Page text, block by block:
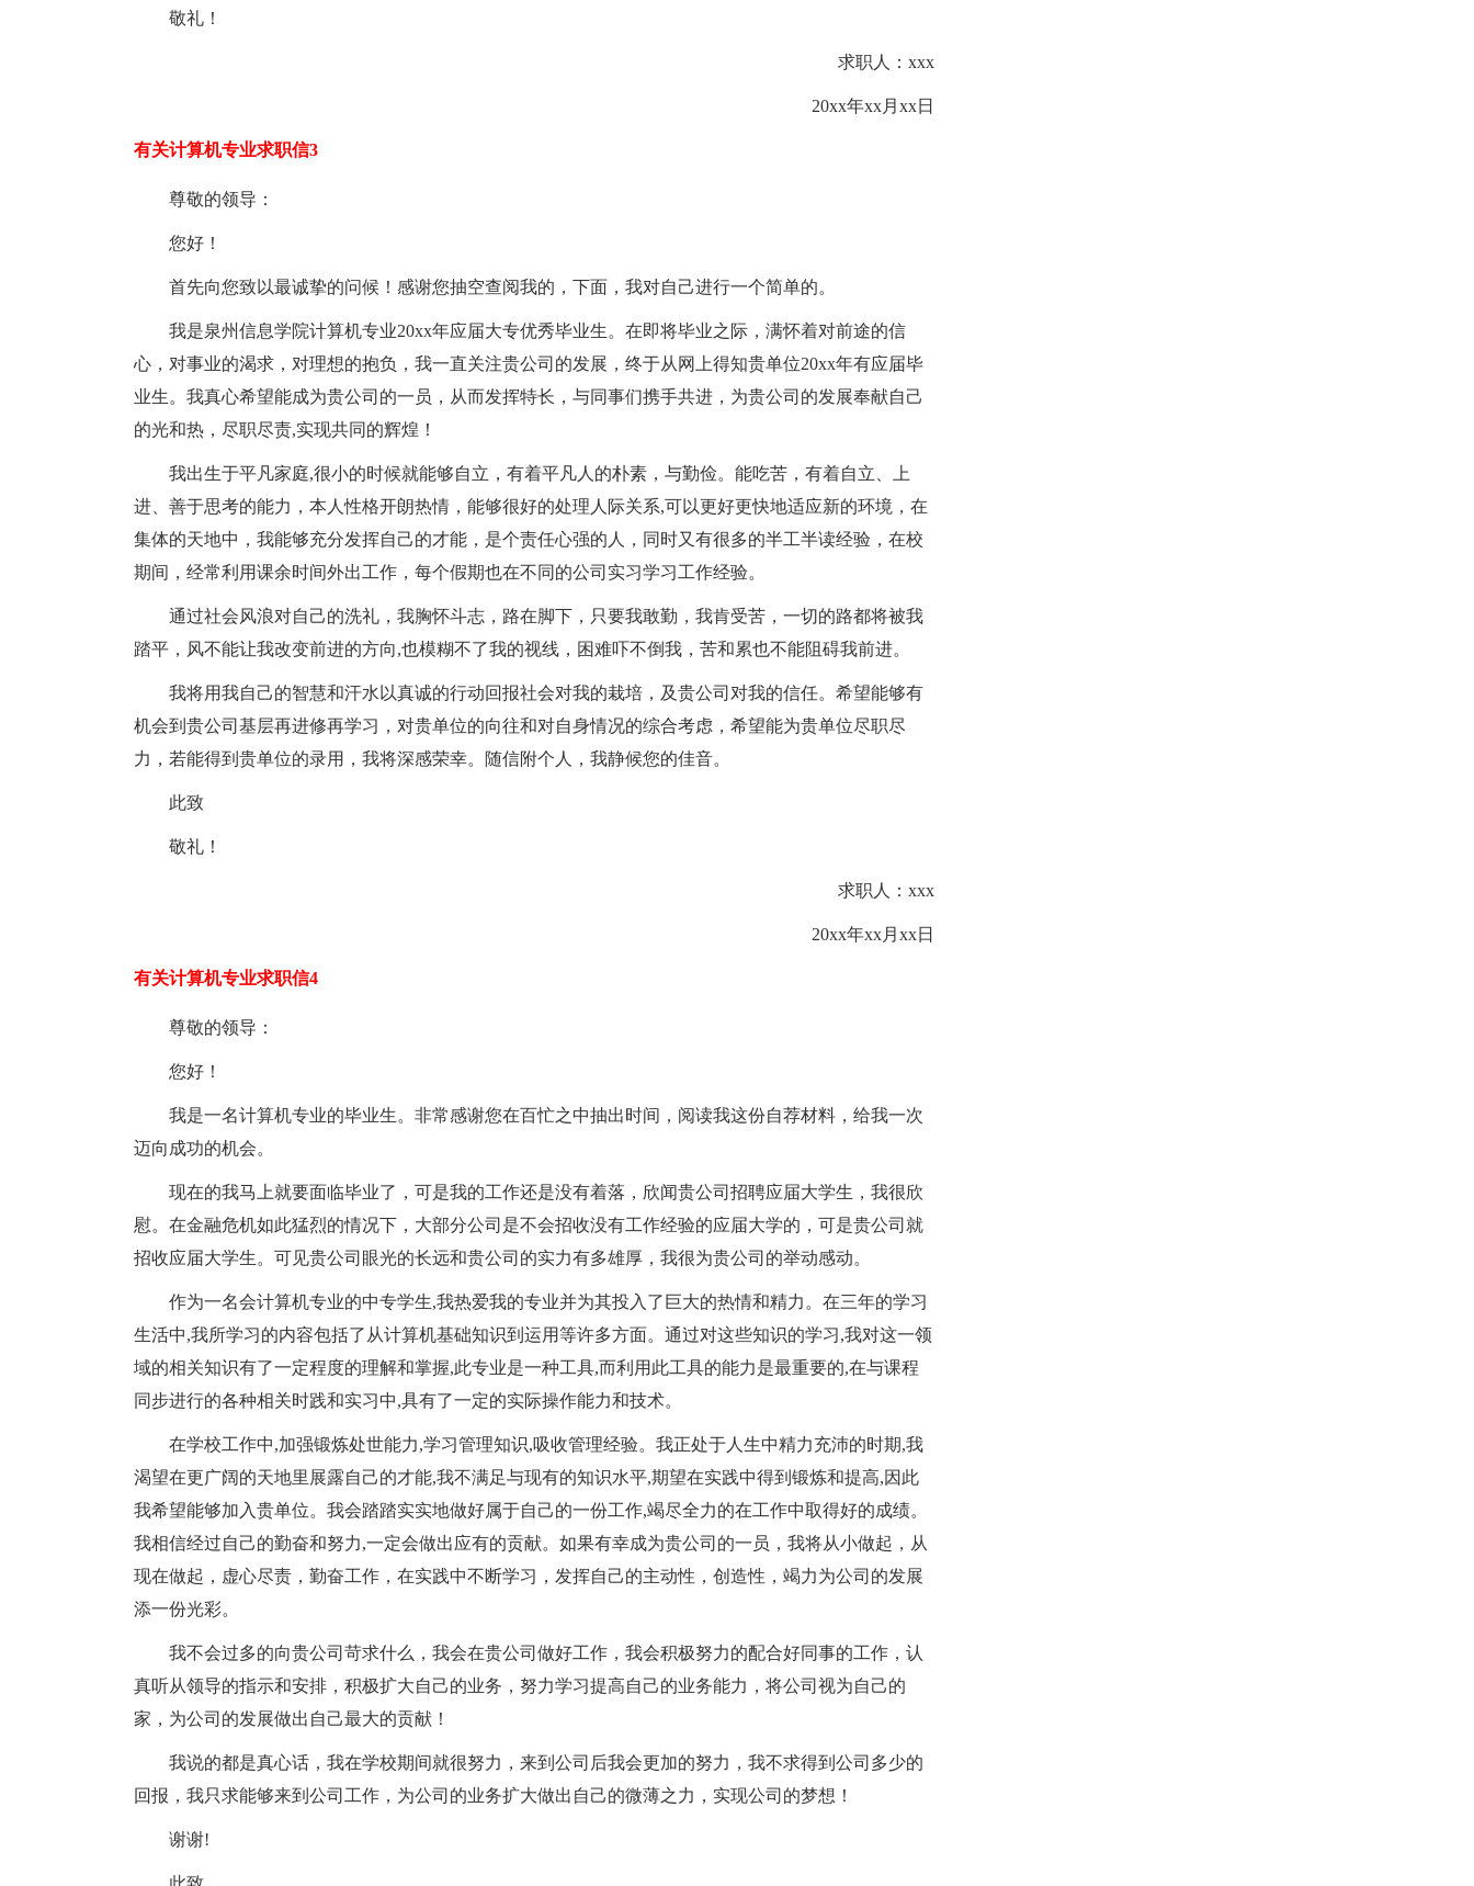
敬礼！
求职人：xxx
20xx年xx月xx日
有关计算机专业求职信3
尊敬的领导：
您好！
首先向您致以最诚挚的问候！感谢您抽空查阅我的，下面，我对自己进行一个简单的。
我是泉州信息学院计算机专业20xx年应届大专优秀毕业生。在即将毕业之际，满怀着对前途的信
心，对事业的渴求，对理想的抱负，我一直关注贵公司的发展，终于从网上得知贵单位20xx年有应届毕
业生。我真心希望能成为贵公司的一员，从而发挥特长，与同事们携手共进，为贵公司的发展奉献自己
的光和热，尽职尽责,实现共同的辉煌！
我出生于平凡家庭,很小的时候就能够自立，有着平凡人的朴素，与勤俭。能吃苦，有着自立、上
进、善于思考的能力，本人性格开朗热情，能够很好的处理人际关系,可以更好更快地适应新的环境，在
集体的天地中，我能够充分发挥自己的才能，是个责任心强的人，同时又有很多的半工半读经验，在校
期间，经常利用课余时间外出工作，每个假期也在不同的公司实习学习工作经验。
通过社会风浪对自己的洗礼，我胸怀斗志，路在脚下，只要我敢勤，我肯受苦，一切的路都将被我
踏平，风不能让我改变前进的方向,也模糊不了我的视线，困难吓不倒我，苦和累也不能阻碍我前进。
我将用我自己的智慧和汗水以真诚的行动回报社会对我的栽培，及贵公司对我的信任。希望能够有
机会到贵公司基层再进修再学习，对贵单位的向往和对自身情况的综合考虑，希望能为贵单位尽职尽
力，若能得到贵单位的录用，我将深感荣幸。随信附个人，我静候您的佳音。
此致
敬礼！
求职人：xxx
20xx年xx月xx日
有关计算机专业求职信4
尊敬的领导：
您好！
我是一名计算机专业的毕业生。非常感谢您在百忙之中抽出时间，阅读我这份自荐材料，给我一次
迈向成功的机会。
现在的我马上就要面临毕业了，可是我的工作还是没有着落，欣闻贵公司招聘应届大学生，我很欣
慰。在金融危机如此猛烈的情况下，大部分公司是不会招收没有工作经验的应届大学的，可是贵公司就
招收应届大学生。可见贵公司眼光的长远和贵公司的实力有多雄厚，我很为贵公司的举动感动。
作为一名会计算机专业的中专学生,我热爱我的专业并为其投入了巨大的热情和精力。在三年的学习
生活中,我所学习的内容包括了从计算机基础知识到运用等许多方面。通过对这些知识的学习,我对这一领
域的相关知识有了一定程度的理解和掌握,此专业是一种工具,而利用此工具的能力是最重要的,在与课程
同步进行的各种相关时践和实习中,具有了一定的实际操作能力和技术。
在学校工作中,加强锻炼处世能力,学习管理知识,吸收管理经验。我正处于人生中精力充沛的时期,我
渴望在更广阔的天地里展露自己的才能,我不满足与现有的知识水平,期望在实践中得到锻炼和提高,因此
我希望能够加入贵单位。我会踏踏实实地做好属于自己的一份工作,竭尽全力的在工作中取得好的成绩。
我相信经过自己的勤奋和努力,一定会做出应有的贡献。如果有幸成为贵公司的一员，我将从小做起，从
现在做起，虚心尽责，勤奋工作，在实践中不断学习，发挥自己的主动性，创造性，竭力为公司的发展
添一份光彩。
我不会过多的向贵公司苛求什么，我会在贵公司做好工作，我会积极努力的配合好同事的工作，认
真听从领导的指示和安排，积极扩大自己的业务，努力学习提高自己的业务能力，将公司视为自己的
家，为公司的发展做出自己最大的贡献！
我说的都是真心话，我在学校期间就很努力，来到公司后我会更加的努力，我不求得到公司多少的
回报，我只求能够来到公司工作，为公司的业务扩大做出自己的微薄之力，实现公司的梦想！
谢谢!